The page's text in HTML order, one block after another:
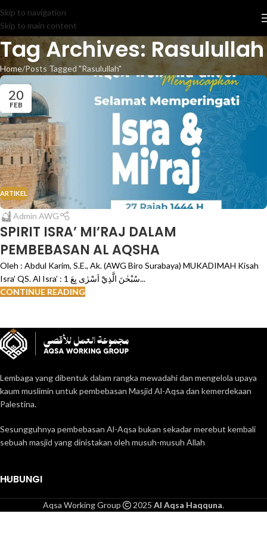
Skip to navigation
Skip to main content
Tag Archives: Rasulullah
Home Posts Tagged "Rasulullah"
20
FEB
ARTIKEL
Admin AWG
SPIRIT ISRA’ MI’RAJ DALAM
PEMBEBASAN AL AQSHA
Oleh : Abdul Karim, S.E., Ak. (AWG Biro Surabaya) MUKADIMAH Kisah
Isra’ QS. Al Isra’ : 1 سُبْحٰنَ الَّذِيْٓ اَسْرٰى بِعَ...
CONTINUE READING
Lembaga yang dibentuk dalam rangka mewadahi dan mengelola upaya
kaum muslimin untuk pembebasan Masjid Al-Aqsa dan kemerdekaan
Palestina.
Sesungguhnya pembebasan Al-Aqsa bukan sekadar merebut kembali
sebuah masjid yang dinistakan oleh musuh-musuh Allah
HUBUNGI
Aqsa Working Group 2025 Al Aqsa Haqquna.